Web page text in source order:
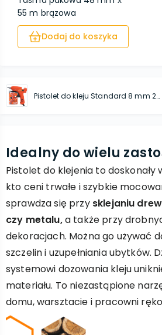
55 m brązowa
Dodaj do koszyka
Pistolet do kleju Standard 8 mm 20W
Idealny do wielu
Pistolet do klejenia to doskonały
kto ceni trwałe i szybkie
sprawdza się przy sklejaniu
czy metalu,a także przy
dekoracjach. Można go używać
szczelin i uzupełniania ubytków.
systemowi dozowania kleju
materiału. To niezastąpione
domu, warsztacie i pracowni